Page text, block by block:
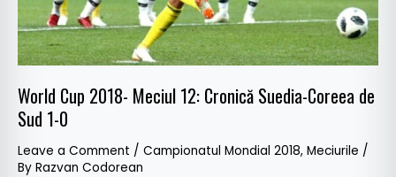
World Cup 2018- Meciul 12: Cronică Suedia-Coreea de
Sud 1-0
Leave a Comment / Campionatul Mondial 2018, Meciurile /
By Razvan Codorean
Coreea
de
Sud
0